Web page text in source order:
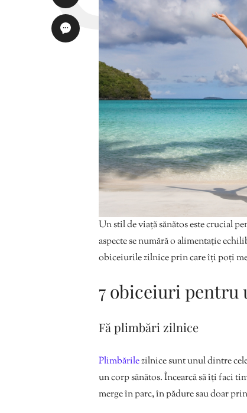
Un stil de viață sănătos este crucial
aspecte se numără o alimentație
obiceiurile zilnice prin care îți poți
7 obiceiuri pentru
Fă plimbări zilnice
Plimbărilezilnice sunt unul dintre
un corp sănătos. Încearcă să îți faci
merge în parc, în pădure sau doar